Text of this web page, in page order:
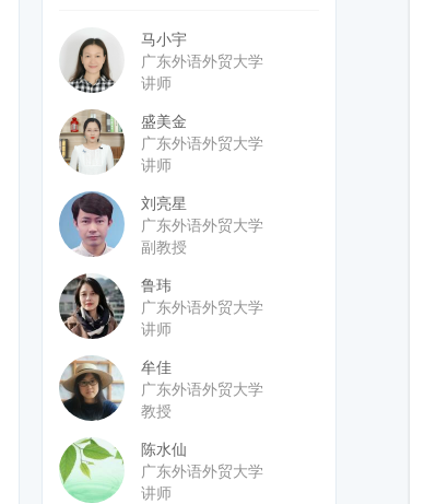
马小宇
广东外语外贸大学
讲师
盛美金
广东外语外贸大学
讲师
刘亮星
广东外语外贸大学
副教授
鲁玮
广东外语外贸大学
讲师
牟佳
广东外语外贸大学
教授
陈水仙
广东外语外贸大学
讲师